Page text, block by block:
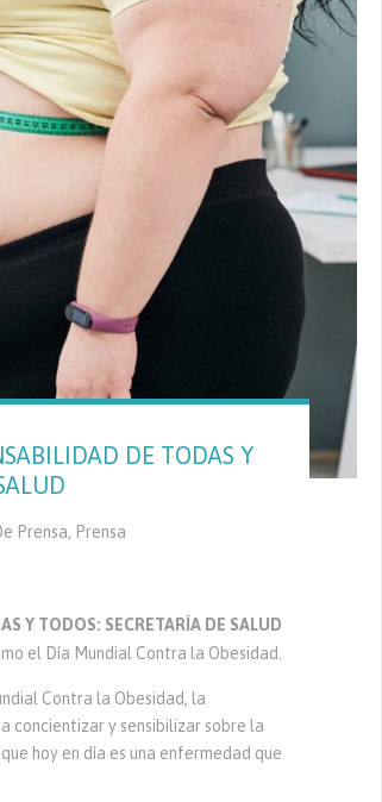
DE TODAS Y
Prensa, Prensa
Y TODOS: SECRETARÍA DE SALUD
el Día Mundial Contra la Obesidad.
Contra la Obesidad, la
concientizar y sensibilizar sobre la
hoy en día es una enfermedad que